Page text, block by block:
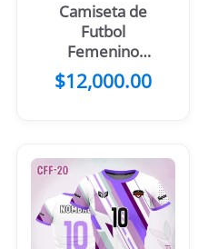
Camiseta de
Futbol
Femenino
Lobo Celeste
Negro
$12,000.00